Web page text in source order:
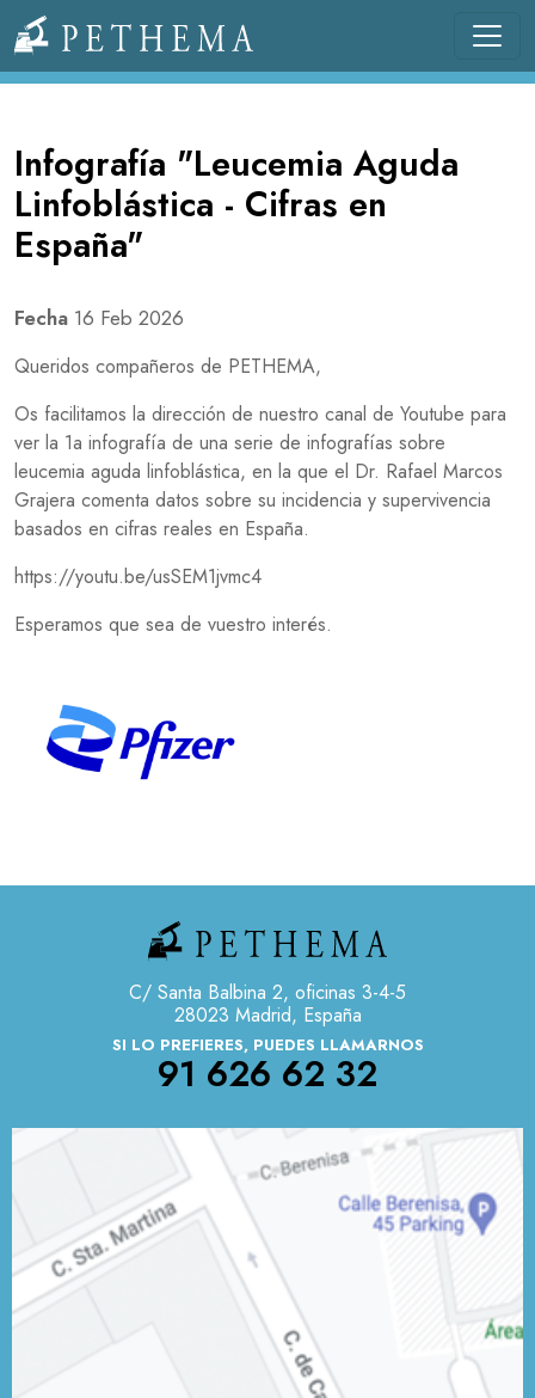
Llevamos la investigación en la sangre.
Infografía "Leucemia Aguda
Linfoblástica - Cifras en
España"
Fecha 16 Feb 2026
Queridos compañeros de PETHEMA,
Os facilitamos la dirección de nuestro canal de Youtube para
ver la 1a infografía de una serie de infografías sobre
leucemia aguda linfoblástica, en la que el Dr. Rafael Marcos
Grajera comenta datos sobre su incidencia y supervivencia
basados en cifras reales en España.
https://youtu.be/usSEM1jvmc4
Esperamos que sea de vuestro interés.
C/ Santa Balbina 2, oficinas 3-4-5
28023 Madrid, España
SI LO PREFIERES, PUEDES LLAMARNOS
91 626 62 32